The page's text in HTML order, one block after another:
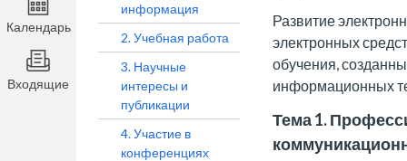
Календарь
Входящие
информация
2. Учебная работа
3. Научные
интересы и
публикации
4. Участие в
конференциях
Развитие
электронных
обучения,
информационных
Тема 1.